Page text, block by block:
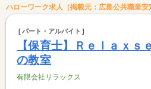
ハローワーク求人（掲載元：広島公共職業安
パート・アルバイト
【保育士】Ｒｅｌａｘｓ
の教室
有限会社リラックス